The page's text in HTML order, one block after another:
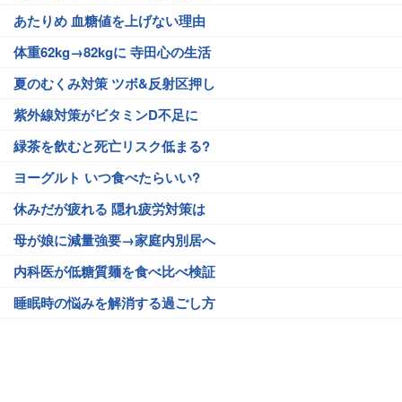
あたりめ 血糖値を上げない理由
体重62kg→82kgに 寺田心の生活
夏のむくみ対策 ツボ&反射区押し
紫外線対策がビタミンD不足に
緑茶を飲むと死亡リスク低まる?
ヨーグルト いつ食べたらいい?
休みだが疲れる 隠れ疲労対策は
母が娘に減量強要→家庭内別居へ
内科医が低糖質麺を食べ比べ検証
睡眠時の悩みを解消する過ごし方